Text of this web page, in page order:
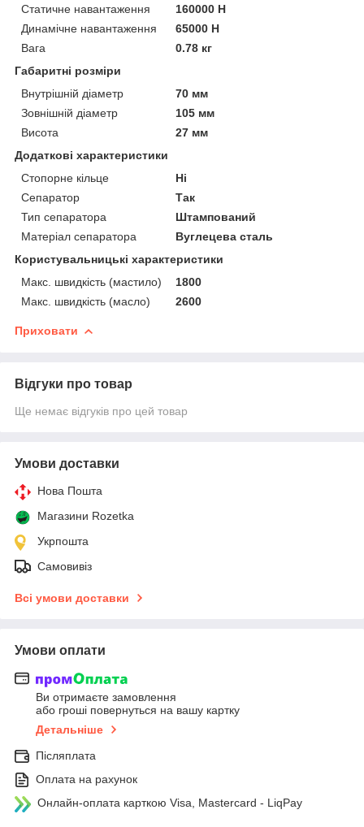
Статичне навантаження
160000 Н
Динамічне навантаження
65000 Н
Вага
0.78 кг
Габаритні розміри
Внутрішній діаметр
70 мм
Зовнішній діаметр
105 мм
Висота
27 мм
Додаткові характеристики
Стопорне кільце
Ні
Сепаратор
Так
Тип сепаратора
Штампований
Матеріал сепаратора
Вуглецева сталь
Користувальницькі характеристики
Макс. швидкість (мастило)
1800
Макс. швидкість (масло)
2600
Приховати
Відгуки про товар
Ще немає відгуків про цей товар
Умови доставки
Нова Пошта
Магазини Rozetka
Укрпошта
Самовивіз
Всі умови доставки
Умови оплати
Ви отримаєте замовлення
або гроші повернуться на вашу картку
Детальніше
Післяплата
Оплата на рахунок
Онлайн-оплата карткою Visa, Mastercard - LiqPay